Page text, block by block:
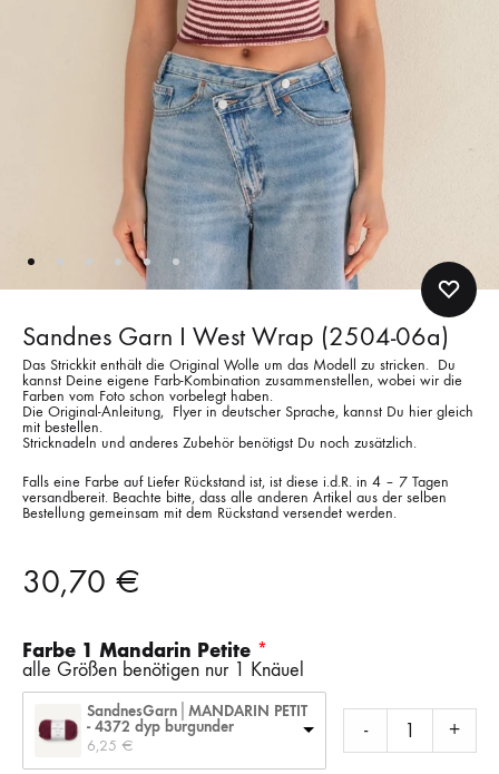
Sandnes Garn I West Wrap (2504-06a)
Das Strickkit enthält die Original Wolle um das Modell zu stricken. Du
kannst Deine eigene Farb-Kombination zusammenstellen, wobei wir die
Farben vom Foto schon vorbelegt haben.
Die Original-Anleitung, Flyer in deutscher Sprache, kannst Du hier gleich
mit bestellen.
Stricknadeln und anderes Zubehör benötigst Du noch zusätzlich.
Falls eine Farbe auf Liefer Rückstand ist, ist diese i.d.R. in 4 – 7 Tagen
versandbereit. Beachte bitte, dass alle anderen Artikel aus der selben
Bestellung gemeinsam mit dem Rückstand versendet werden.
30,70 €
Farbe 1 Mandarin Petite
alle Größen benötigen nur 1 Knäuel
SandnesGarn│MANDARIN PETIT
- 4372 dyp burgunder
6,25 €
- +